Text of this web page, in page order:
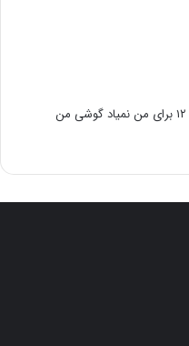
سلام چرا برای من میو آی ۱۲ برای من نمیاد گوشی من